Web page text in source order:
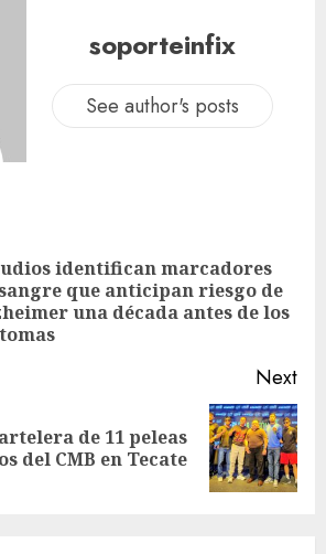
soporteinfix
See author's posts
identifican marcadores
que anticipan riesgo de
una década antes de los
Next
de 11 peleas
del CMB en Tecate